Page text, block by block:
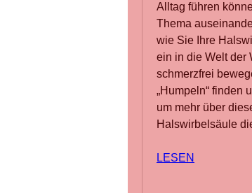
Alltag führen
Thema
wie Sie Ihre
ein in die Welt der
schmerzfrei
„Humpeln“ finden
um mehr über
Halswirbelsäule
LESEN